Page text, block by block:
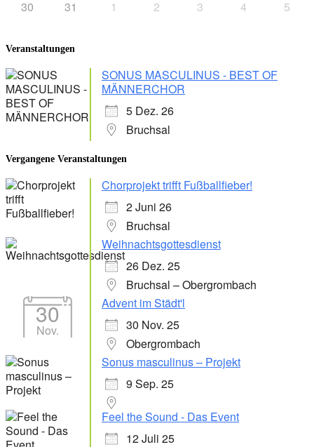
30 31 1 2 3 4 5
Veranstaltungen
SONUS MASCULINUS - BEST OF
MÄNNERCHOR
5 Dez. 26
Bruchsal
Vergangene Veranstaltungen
Chorprojekt trifft Fußballfieber!
2 Juni 26
Bruchsal
Weihnachtsgottesdienst
26 Dez. 25
Bruchsal – Obergrombach
30
Nov.
Advent im Städt'l
30 Nov. 25
Obergrombach
Sonus masculinus – Projekt
9 Sep. 25
Feel the Sound - Das Event
12 Juli 25